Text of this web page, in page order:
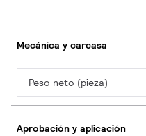
Mecánica y carcasa
Peso neto (pieza)
Aprobación y aplicación